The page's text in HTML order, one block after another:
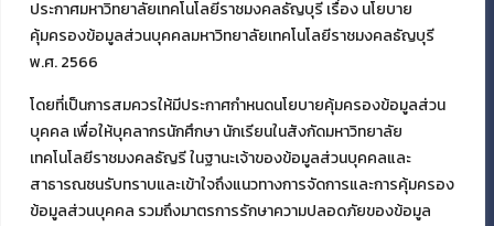
ประกาศมหาวิทยาลัยเทคโนโลยีราชมงคลธัญบุรี เรื่อง นโยบาย
คุ้มครองข้อมูลส่วนบุคคลมหาวิทยาลัยเทคโนโลยีราชมงคลธัญบุรี
พ.ศ. 2566
โดยที่เป็นการสมควรให้มีประกาศกำหนดนโยบายคุ้มครองข้อมูลส่วน
บุคคล เพื่อให้บุคลากรนักศึกษา นักเรียนในสังกัดมหาวิทยาลัย
เทคโนโลยีราชมงคลธัญรี ในฐานะเจ้าของข้อมูลส่วนบุคคลและ
สาธารณชนรับทราบและเข้าใจถึงแนวทางการจัดการและการคุ้มครอง
ข้อมูลส่วนบุคคล รวมถึงมาตรการรักษาความปลอดภัยของข้อมูล